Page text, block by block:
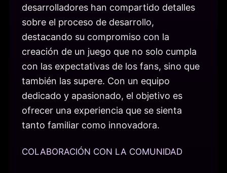
desarrolladores han compartido detalles
sobre el proceso de desarrollo,
destacando su compromiso con la
creación de un juego que no solo cumpla
con las expectativas de los fans, sino que
también las supere. Con un equipo
dedicado y apasionado, el objetivo es
ofrecer una experiencia que se sienta
tanto familiar como innovadora.
COLABORACIÓN CON LA COMUNIDAD